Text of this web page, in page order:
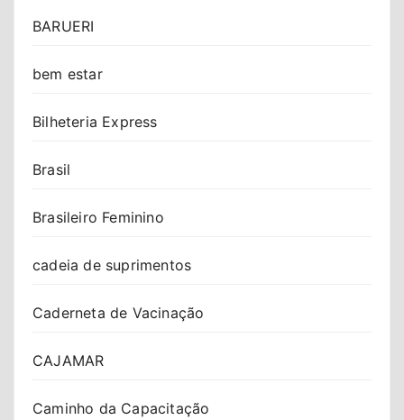
BARUERI
bem estar
Bilheteria Express
Brasil
Brasileiro Feminino
cadeia de suprimentos
Caderneta de Vacinação
CAJAMAR
Caminho da Capacitação